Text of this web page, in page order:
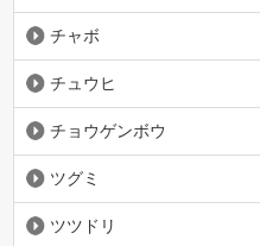
チャボ
チュウヒ
チョウゲンボウ
ツグミ
ツツドリ